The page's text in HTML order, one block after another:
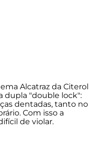
Alcatraz da Citerol
dupla "double lock":
dentadas, tanto no
Com isso a
de violar.